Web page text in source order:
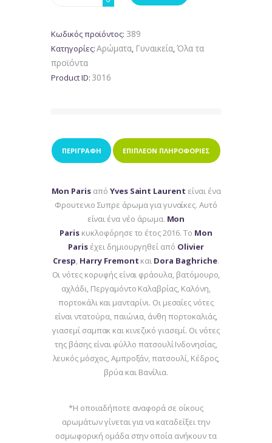
Mon
Paris
ποσότητα
Κωδικός προϊόντος: 389
Κατηγορίες:Αρώματα, Γυναικεία,Όλα τα
προϊόντα
Product ID: 3016
ΠΕΡΙΓΡΑΦΉ ΕΠΙΠΛΈΟΝ ΠΛΗΡΟΦΟΡΊΕΣ
Mon Paris από Yves Saint Laurent είναι ένα
Φρουτενιο Συπρε άρωμα για γυναίκες. Αυτό
είναι ένα νέο άρωμα. Mon
Paris κυκλοφόρησε το έτος 2016. Το Mon
Paris έχει δημιουργηθεί από Olivier
Cresp, Harry Fremont και Dora Baghriche.
Οι νότες κορυφής είναι φράουλα, βατόμουρο,
αχλάδι, Περγαμόντο Καλαβρίας, Καλόνη,
πορτοκάλι και μανταρίνι. Oι μεσαίες νότες
είναι ντατούρα, παιώνια, άνθη πορτοκαλιάς,
γιασεμί σαμπακ και κινεζικό γιασεμί. Oι νότες
της βάσης είναι φύλλο πατσουλί Ινδονησίας,
λευκός μόσχος, Αμπροξάν, πατσουλί, Κέδρος,
βρύα και Βανίλια.
*Η οποιαδήποτε αναφορά σε οίκους
αρωμάτων γίνεται για να καταδείξει την
οσμωφορική ομάδα στην οποία ανήκουν τα